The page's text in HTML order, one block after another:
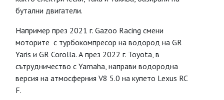
бутални двигатели.
Например през 2021 г. Gazoo Racing смени
моторите с турбокомпресор на водород на GR
Yaris и GR Corolla. А през 2022 г. Toyota, в
сътрудничество с Yamaha, направи водородна
версия на атмосферния V8 5.0 на купето Lexus RC
F.